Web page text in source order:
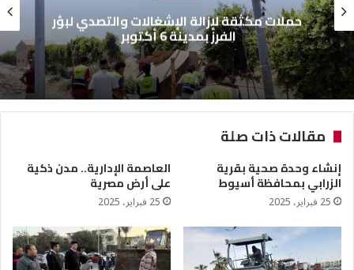
حملات مكثقة لإزالة الإشغالات والتصدي لبؤر
الفرز بمدينة 6 أكتوبر
مقالات ذات صلة
إنشاء وحدة صحية بقرية
الزرابي بمحافظة أسيوط
25 فبراير، 2025
العاصمة الإدارية.. مدن ذكية
على أرض مصرية
25 فبراير، 2025